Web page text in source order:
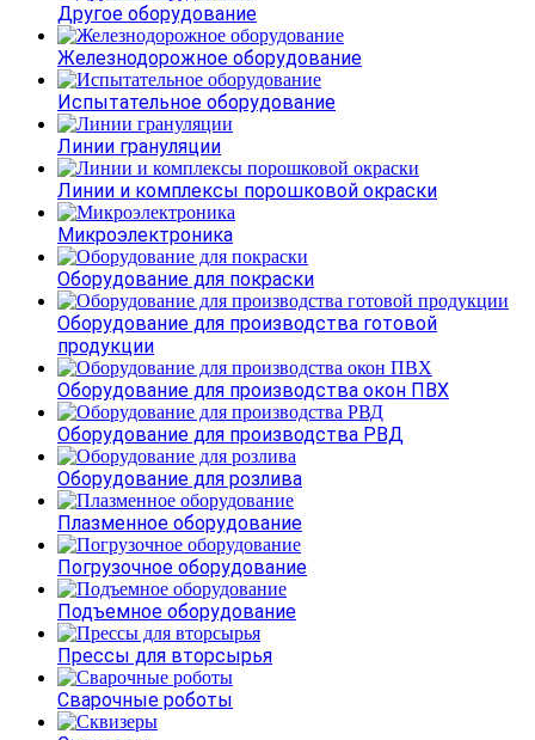
Другое оборудование
Железнодорожное оборудование
Испытательное оборудование
Линии грануляции
Линии и комплексы порошковой окраски
Микроэлектроника
Оборудование для покраски
Оборудование для производства готовой
продукции
Оборудование для производства окон ПВХ
Оборудование для производства РВД
Оборудование для розлива
Плазменное оборудование
Погрузочное оборудование
Подъемное оборудование
Прессы для вторсырья
Сварочные роботы